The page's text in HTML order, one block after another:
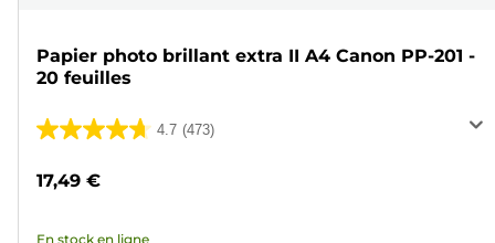
Papier photo brillant extra II A4 Canon PP-201 -
20 feuilles
4.7 (473)
4.7
17,49 €
En stock en ligne